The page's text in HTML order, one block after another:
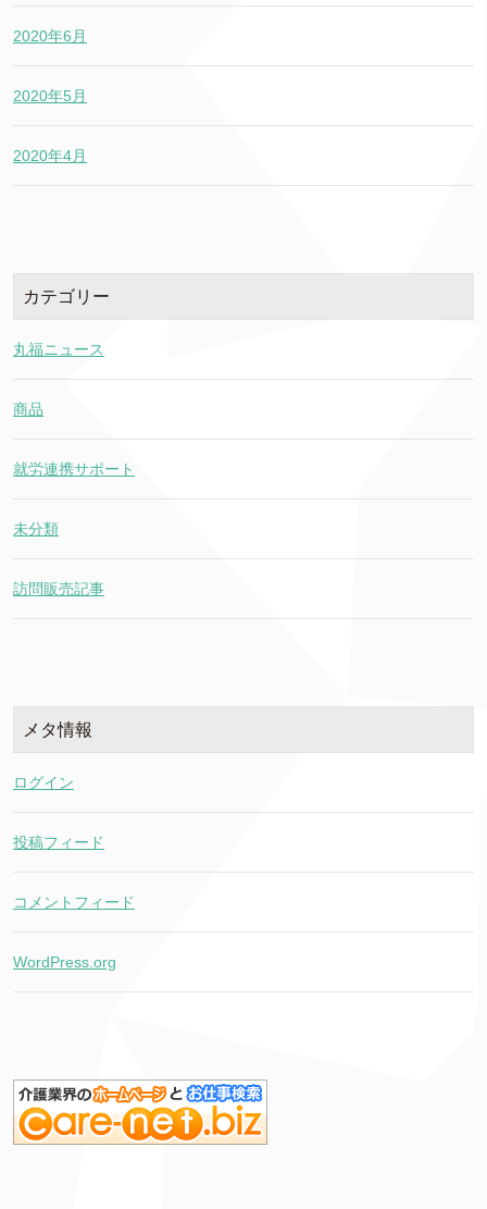
2020年6月
2020年5月
2020年4月
カテゴリー
丸福ニュース
商品
就労連携サポート
未分類
訪問販売記事
メタ情報
ログイン
投稿フィード
コメントフィード
WordPress.org